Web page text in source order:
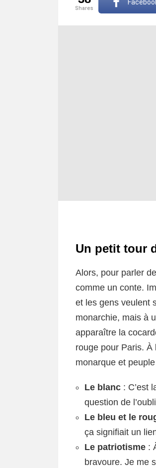
shares
Un petit tour
Alors, pour parler
comme un conte.
et les gens veulent
monarchie, mais à
apparaître la
rouge pour Paris. À
monarque et
Le blanc : C’est
question de
Le bleu et le
ça signifiait un
Le patriotisme :
bravoure. Je me